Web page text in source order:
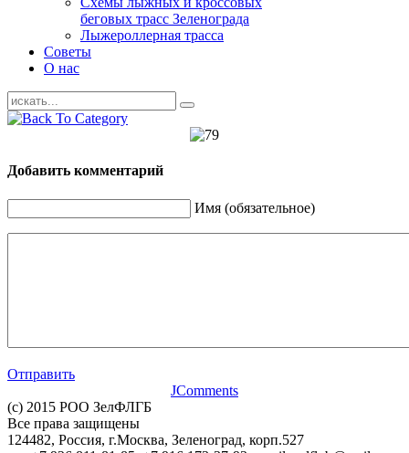
беговых трасс Зеленограда
Лыжероллерная трасса
Советы
О нас
Добавить комментарий
Имя (обязательное)
Отправить
JComments
(c) 2015 РОО ЗелФЛГБ
Все права защищены
124482, Россия, г.Москва, Зеленоград, корп.527